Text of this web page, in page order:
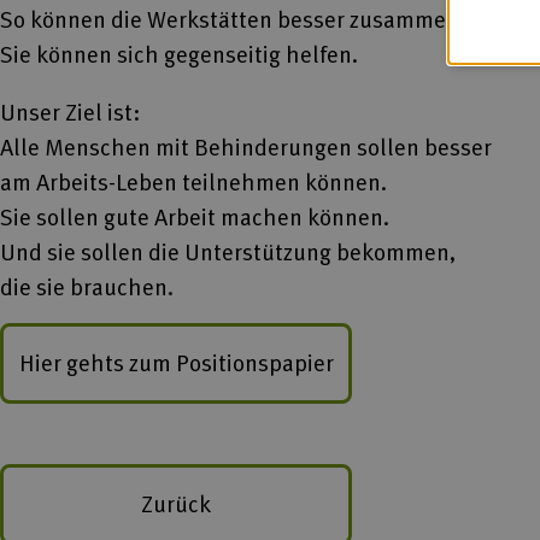
So können die Werkstätten besser zusammenarbeiten.
Sie können sich gegenseitig helfen.
Unser Ziel ist:
Alle Menschen mit Behinderungen sollen besser
am Arbeits-Leben teilnehmen können.
Sie sollen gute Arbeit machen können.
Und sie sollen die Unterstützung bekommen,
die sie brauchen.
Hier gehts zum Positionspapier
Zurück